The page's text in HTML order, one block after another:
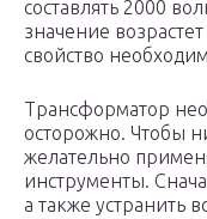
составлять 2000
значение
свойство
Трансформатор
осторожно. Чтобы
желательно
инструменты.
а также устранить